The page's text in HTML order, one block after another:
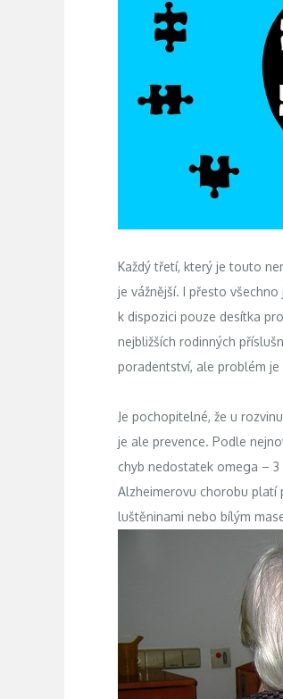
Každý třetí, který je touto
je vážnější. I přesto
k dispozici pouze desítka
nejbližších rodinných
poradentství, ale problém
Je pochopitelné, že u
je ale prevence. Podle
chyb nedostatek omega –
Alzheimerovu chorobu platí
luštěninami nebo bílým